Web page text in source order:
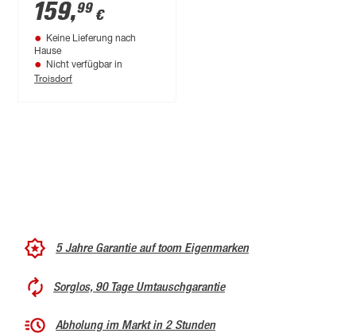
64 x 100 cm
159,99 €
Keine Lieferung nach
Hause
Nicht verfügbar in
Troisdorf
5 Jahre Garantie auf toom Eigenmarken
Sorglos, 90 Tage Umtauschgarantie
Abholung im Markt in 2 Stunden